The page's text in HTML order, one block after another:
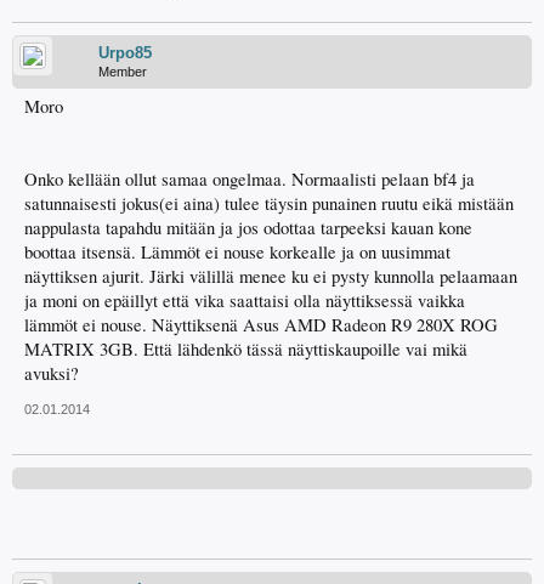
Urpo85
Member
Moro
Onko kellään ollut samaa ongelmaa. Normaalisti pelaan bf4 ja
satunnaisesti jokus(ei aina) tulee täysin punainen ruutu eikä mistään
nappulasta tapahdu mitään ja jos odottaa tarpeeksi kauan kone
boottaa itsensä. Lämmöt ei nouse korkealle ja on uusimmat
näyttiksen ajurit. Järki välillä menee ku ei pysty kunnolla pelaamaan
ja moni on epäillyt että vika saattaisi olla näyttiksessä vaikka
lämmöt ei nouse. Näyttiksenä Asus AMD Radeon R9 280X ROG
MATRIX 3GB. Että lähdenkö tässä näyttiskaupoille vai mikä
avuksi?
02.01.2014